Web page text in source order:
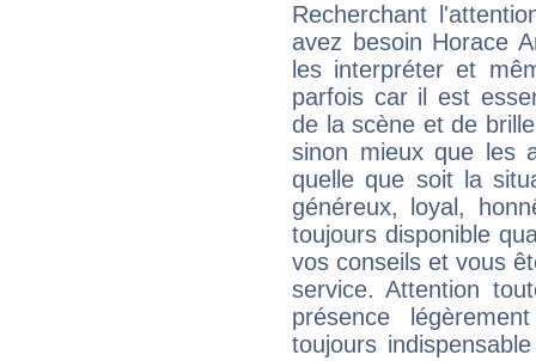
Recherchant
avez besoin Horace
les interpréter et
parfois car il est
de la scène et de
sinon mieux que les
quelle que soit la
généreux, loyal,
toujours disponible
vos conseils et vous
service. Attention
présence
toujours